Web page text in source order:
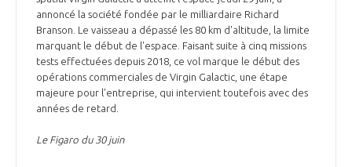
annoncé la société fondée par le milliardaire Richard
Branson. Le vaisseau a dépassé les 80 km d'altitude, la limite
marquant le début de l'espace. Faisant suite à cinq missions
tests effectuées depuis 2018, ce vol marque le début des
opérations commerciales de Virgin Galactic, une étape
majeure pour l’entreprise, qui intervient toutefois avec des
années de retard.
Le Figaro du 30 juin